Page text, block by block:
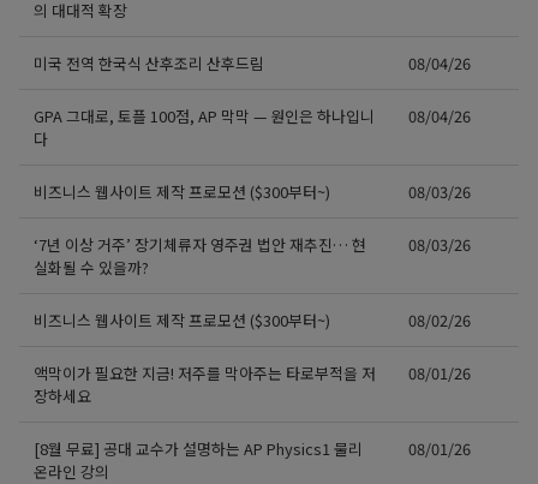
의 대대적 확장
미국 전역 한국식 산후조리 산후드림 08/04/26
GPA 그대로, 토플 100점, AP 막막 — 원인은 하나입니
다
08/04/26
비즈니스 웹사이트 제작 프로모션 ($300부터~) 08/03/26
‘7년 이상 거주’ 장기체류자 영주권 법안 재추진… 현
실화될 수 있을까?
08/03/26
비즈니스 웹사이트 제작 프로모션 ($300부터~) 08/02/26
액막이가 필요한 지금! 저주를 막아주는 타로부적을 저
장하세요
08/01/26
[8월 무료] 공대 교수가 설명하는 AP Physics1 물리
온라인 강의
08/01/26